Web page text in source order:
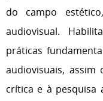
do campo
audiovisual.
práticas
audiovisuais,
crítica e à pesquisa